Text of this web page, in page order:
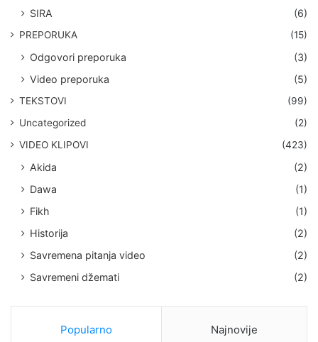
SIRA
(6)
PREPORUKA (15)
Odgovori preporuka
(3)
Video preporuka
(5)
TEKSTOVI
(99)
Uncategorized
(2)
VIDEO KLIPOVI
(423)
Akida
(2)
Dawa
(1)
Fikh
(1)
Historija
(2)
Savremena pitanja video
(2)
Savremeni džemati
(2)
Popularno Najnovije